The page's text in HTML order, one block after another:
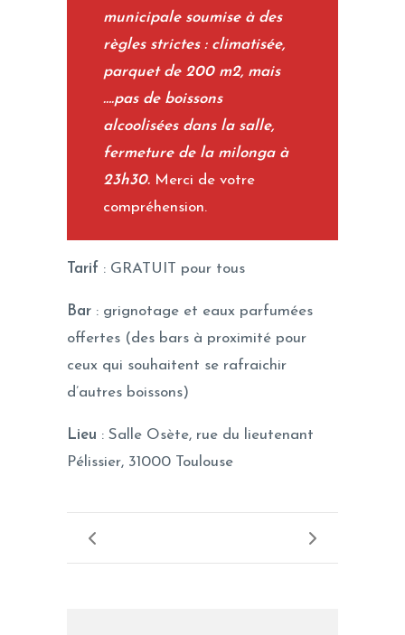
municipale soumise à des
règles strictes : climatisée,
parquet de 200 m2, mais
….pas de boissons
alcoolisées dans la salle,
fermeture de la milonga à
23h30. Merci de votre
compréhension.
Tarif : GRATUIT pour tous
Bar : grignotage et eaux parfumées
offertes (des bars à proximité pour
ceux qui souhaitent se rafraichir
d’autres boissons)
Lieu : Salle Osète, rue du lieutenant
Pélissier, 31000 Toulouse